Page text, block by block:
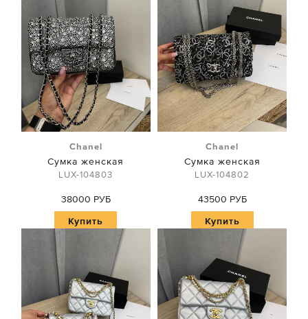
Chanel
Сумка женская
LUX-104803
38000 РУБ
Купить
Chanel
Сумка женская
LUX-104802
43500 РУБ
Купить